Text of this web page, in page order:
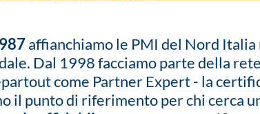
affianchiamo le PMI del Nord
Dal 1998 facciamo parte della
come Partner Expert - la
il punto di riferimento per chi cerca